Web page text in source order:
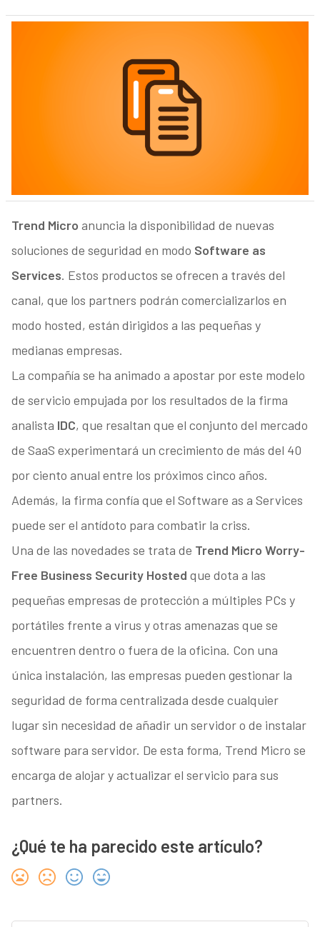
Trend Micro anuncia la disponibilidad de nuevas
soluciones de seguridad en modo Software as
Services. Estos productos se ofrecen a través del
canal, que los partners podrán comercializarlos en
modo hosted, están dirigidos a las pequeñas y
medianas empresas.
La compañía se ha animado a apostar por este modelo
de servicio empujada por los resultados de la firma
analista IDC, que resaltan que el conjunto del mercado
de SaaS experimentará un crecimiento de más del 40
por ciento anual entre los próximos cinco años.
Además, la firma confía que el Software as a Services
puede ser el antídoto para combatir la criss.
Una de las novedades se trata de Trend Micro Worry-
Free Business Security Hosted que dota a las
pequeñas empresas de protección a múltiples PCs y
portátiles frente a virus y otras amenazas que se
encuentren dentro o fuera de la oficina. Con una
única instalación, las empresas pueden gestionar la
seguridad de forma centralizada desde cualquier
lugar sin necesidad de añadir un servidor o de instalar
software para servidor. De esta forma, Trend Micro se
encarga de alojar y actualizar el servicio para sus
partners.
¿Qué te ha parecido este artículo?